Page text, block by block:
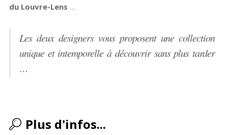
du Louvre-Lens …
Les deux designers vous proposent une collection
unique et intemporelle à découvrir sans plus tarder
…
Plus d'infos...